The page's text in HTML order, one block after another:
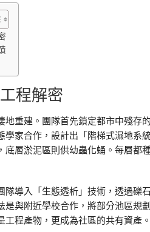
程解密
地重建。團隊首先鎖定都市中殘存
學家合作，設計出「階梯式濕地系
底層淤泥區則供幼蟲化蛹。每層都
隊導入「生態透析」技術，透過礫
是與附近學校合作，將部分池區規
工程產物，更成為社區的共有資產。